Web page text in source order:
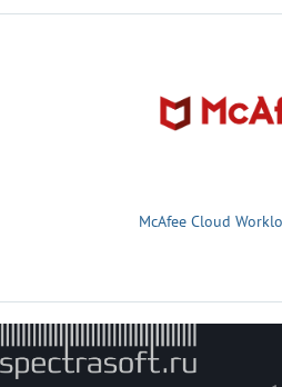
McAfee Cloud